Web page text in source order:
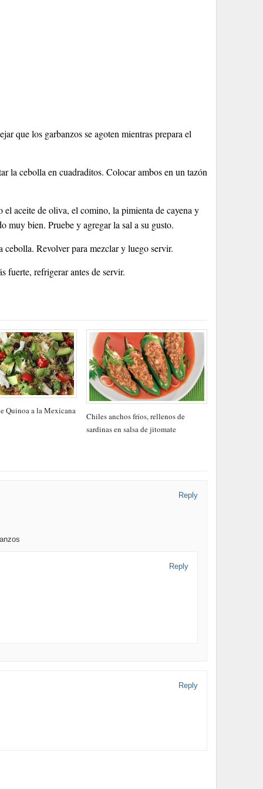
que los garbanzos se agoten mientras prepara el
la cebolla en cuadraditos. Colocar ambos en un tazón
aceite de oliva, el comino, la pimienta de cayena y
muy bien. Pruebe y agregar la sal a su gusto.
Revolver para mezclar y luego servir.
fuerte, refrigerar antes de servir.
Quinoa a la Mexicana
Chiles anchos fríos, rellenos de
sardinas en salsa de jitomate
Reply
Reply
Reply